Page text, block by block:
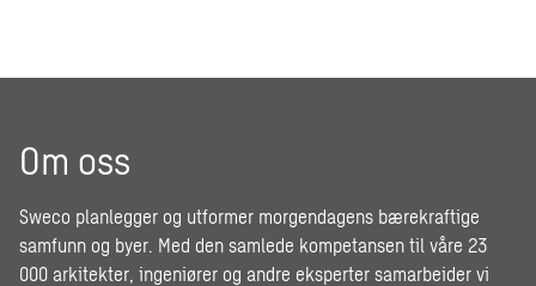
Om oss
Sweco planlegger og utformer morgendagens bærekraftige
samfunn og byer. Med den samlede kompetansen til våre 23
000 arkitekter, ingeniører og andre eksperter samarbeider vi